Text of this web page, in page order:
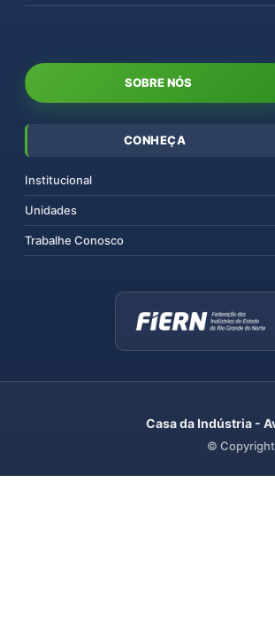
SOBRE NÓS
CONHEÇA
Institucional
Unidades
Trabalhe Conosco
Casa da Indústria -
© Copyright